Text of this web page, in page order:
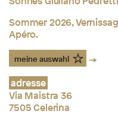
Sommer 2026,
Apéro.
meine auswahl
adresse
Via Maistra 36
7505 Celerina